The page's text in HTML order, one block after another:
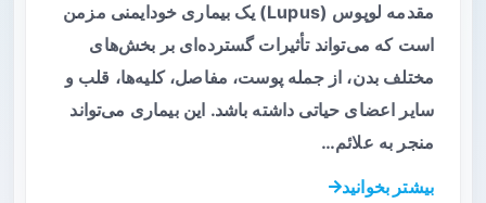
مقدمه لوپوس (Lupus) یک بیماری خودایمنی مزمن
است که می‌تواند تأثیرات گسترده‌ای بر بخش‌های
مختلف بدن، از جمله پوست، مفاصل، کلیه‌ها، قلب و
سایر اعضای حیاتی داشته باشد. این بیماری می‌تواند
منجر به علائم…
بیشتر بخوانید